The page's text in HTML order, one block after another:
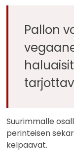
Pallon
Suurimmalle
perinteisen
kelpaavat.